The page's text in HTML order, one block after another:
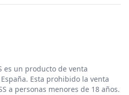
es un producto de venta
Esta prohibido la venta
a personas menores de 18 años.